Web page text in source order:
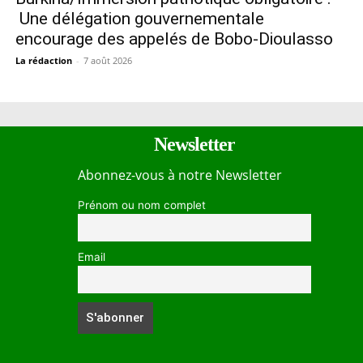
Une délégation gouvernementale
encourage des appelés de Bobo-Dioulasso
La rédaction - 7 août 2026
Newsletter
Abonnez-vous à notre Newsletter
Prénom ou nom complet
Email